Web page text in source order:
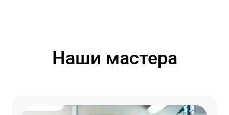
Наши мастера